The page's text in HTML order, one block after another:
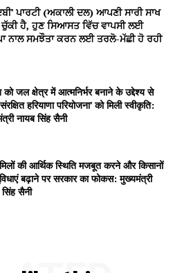
ਪਾਰਟੀ (ਅਕਾਲੀ ਦਲ) ਆਪਣੀ ਸਾਰੀ ਸਾਖ
ਹੈ, ਹੁਣ ਸਿਆਸਤ ਵਿੱਚ ਵਾਪਸੀ ਲਈ
ਨਾਲ ਸਮਝੌਤਾ ਕਰਨ ਲਈ ਤਰਲੋ-ਮੱਛੀ ਹੋ ਰਹੀ
को जल क्षेत्र में आत्मनिर्भर बनाने के उद्देश्य से
हरियाणा परियोजना’ को मिली स्वीकृति:
नायब सिंह सैनी
की आर्थिक स्थिति मजबूत करने और किसानों
बढ़ाने पर सरकार का फोकस: मुख्यमंत्री
सैनी